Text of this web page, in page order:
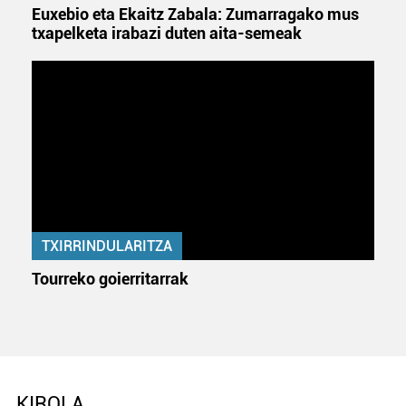
Euxebio eta Ekaitz Zabala: Zumarragako mus
txapelketa irabazi duten aita-semeak
TXIRRINDULARITZA
Tourreko goierritarrak